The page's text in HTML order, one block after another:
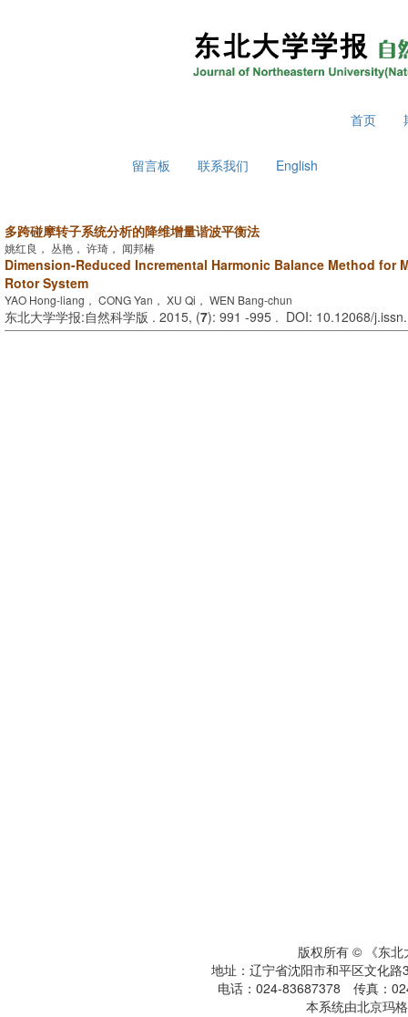
首页
留言板 联系我们 English
多跨碰摩转子系统分析的降维增量谐波平衡法
姚红良， 丛艳， 许琦， 闻邦椿
Dimension-Reduced Incremental Harmonic Balance Method for
Rotor System
YAO Hong-liang， CONG Yan， XU Qi， WEN Bang-chun
东北大学学报:自然科学版 . 2015, (7): 991 -995 . DOI: 10.12068/
版权所有 © 《东北
地址：辽宁省沈阳市和平区文化
电话：024-83687378 传真：
本系统由北京玛